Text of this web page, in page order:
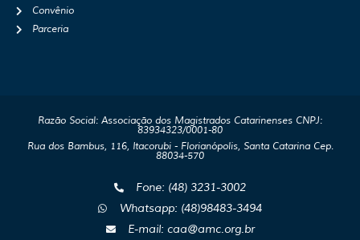
Convênio
Parceria
Razão Social: Associação dos Magistrados Catarinenses CNPJ:
83934323/0001-80
Rua dos Bambus, 116, Itacorubi - Florianópolis, Santa Catarina Cep.
88034-570
Fone: (48) 3231-3002
Whatsapp: (48)98483-3494
E-mail: caa@amc.org.br